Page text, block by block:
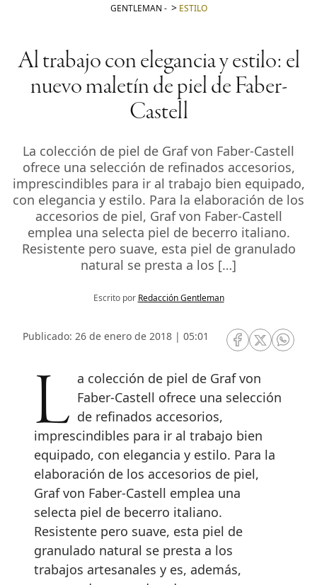
GENTLEMAN - ESTILO
Al trabajo con elegancia y estilo: el
nuevo maletín de piel de Faber-
Castell
La colección de piel de Graf von Faber-Castell
ofrece una selección de refinados accesorios,
imprescindibles para ir al trabajo bien equipado,
con elegancia y estilo. Para la elaboración de los
accesorios de piel, Graf von Faber-Castell
emplea una selecta piel de becerro italiano.
Resistente pero suave, esta piel de granulado
natural se presta a los […]
Escrito por Redacción Gentleman
Publicado: 26 de enero de 2018 | 05:01
RRSS Facebook
RRSSRRSS
La colección de piel de Graf von Faber-Castell ofrece una selección
de refinados accesorios,
imprescindibles para ir al trabajo bien
equipado, con elegancia y estilo. Para la
elaboración de los accesorios de piel,
Graf von Faber-Castell emplea una
selecta piel de becerro italiano.
Resistente pero suave, esta piel de
granulado natural se presta a los
trabajos artesanales y es, además,